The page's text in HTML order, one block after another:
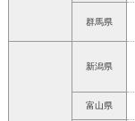
群馬県
新潟県
富山県